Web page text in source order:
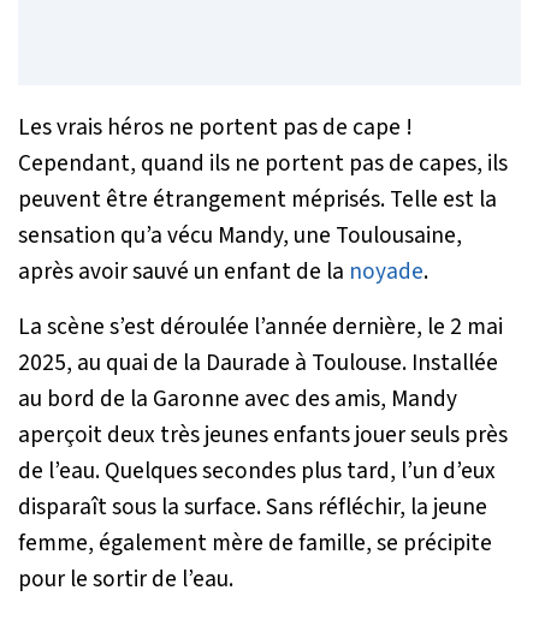
Les vrais héros ne portent pas de cape !
Cependant, quand ils ne portent pas de capes, ils
peuvent être étrangement méprisés. Telle est la
sensation qu’a vécu Mandy, une Toulousaine,
après avoir sauvé un enfant de la noyade.
La scène s’est déroulée l’année dernière, le 2 mai
2025, au quai de la Daurade à Toulouse. Installée
au bord de la Garonne avec des amis, Mandy
aperçoit deux très jeunes enfants jouer seuls près
de l’eau. Quelques secondes plus tard, l’un d’eux
disparaît sous la surface. Sans réfléchir, la jeune
femme, également mère de famille, se précipite
pour le sortir de l’eau.